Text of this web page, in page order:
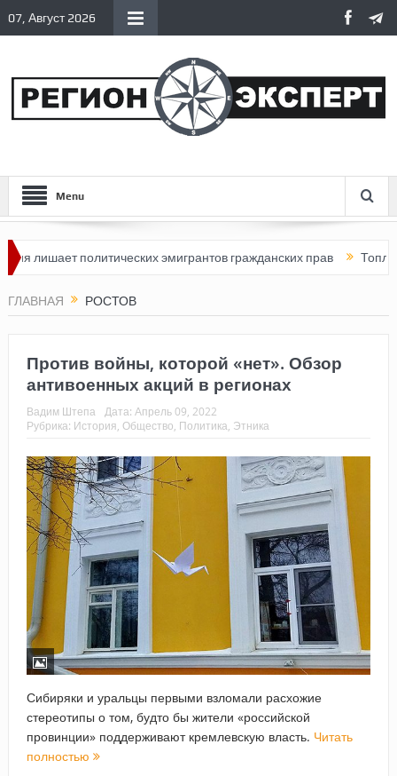
07, Август 2026
Menu
лишает политических эмигрантов гражданских прав
ГЛАВНАЯ РОСТОВ
Против войны, которой «нет». Обзор
антивоенных акций в регионах
Вадим Штепа Дата: Апрель 09, 2022
Рубрика: История Общество Политика Этника
Сибиряки и уральцы первыми взломали расхожие
стереотипы о том, будто бы жители «российской
провинции» поддерживают кремлевскую власть. Читать
полностью